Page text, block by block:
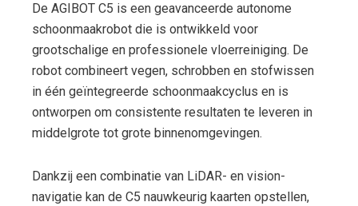
De AGIBOT C5 is een geavanceerde autonome
schoonmaakrobot die is ontwikkeld voor
grootschalige en professionele vloerreiniging. De
robot combineert vegen, schrobben en stofwissen
in één geïntegreerde schoonmaakcyclus en is
ontworpen om consistente resultaten te leveren in
middelgrote tot grote binnenomgevingen.
Dankzij een combinatie van LiDAR- en vision-
navigatie kan de C5 nauwkeurig kaarten opstellen,